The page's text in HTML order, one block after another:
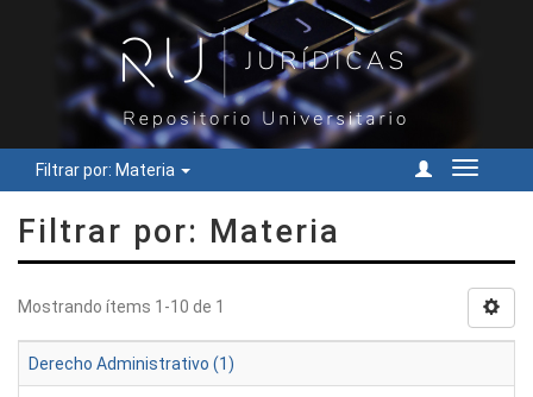
Filtrar por: Materia
Cambiar
Filtrar por: Materia
Mostrando ítems 1-10 de 1
Derecho Administrativo (1)